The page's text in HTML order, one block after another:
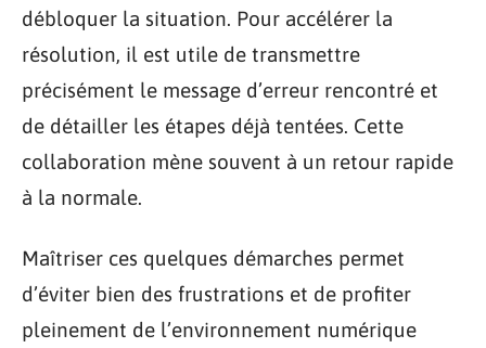
débloquer la situation. Pour accélérer la
résolution, il est utile de transmettre
précisément le message d’erreur rencontré et
de détailler les étapes déjà tentées. Cette
collaboration mène souvent à un retour rapide
à la normale.
Maîtriser ces quelques démarches permet
d’éviter bien des frustrations et de profiter
pleinement de l’environnement numérique